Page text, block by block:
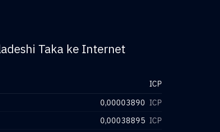
Taka ke Internet
ICP
0,00003890 ICP
0,00038895 ICP